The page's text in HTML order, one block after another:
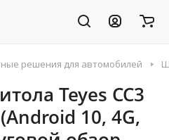
решения для автомобилей
Teyes CC3
10, 4G,